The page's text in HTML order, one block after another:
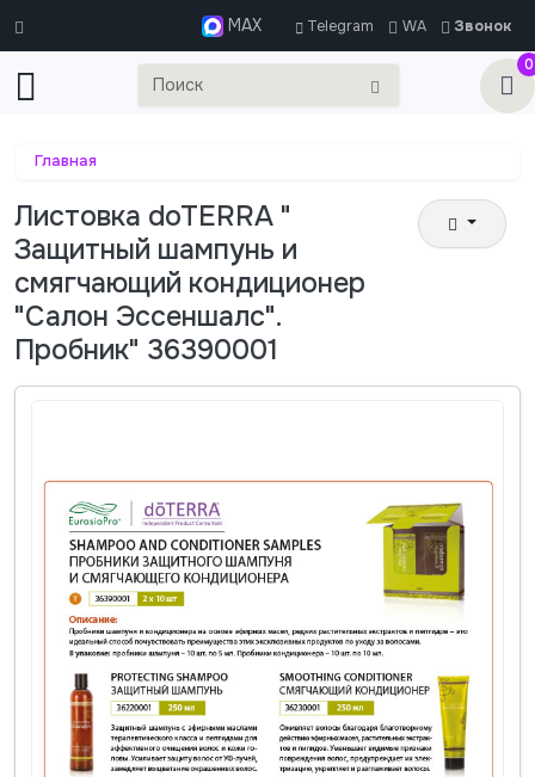
MAX Telegram WA
Звонок
0
Главная
Листовка doTERRA "
Защитный шампунь и
смягчающий кондиционер
"Салон Эссеншалс".
Пробник" 36390001